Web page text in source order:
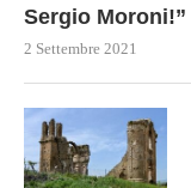
Sergio Moroni!”
2 Settembre 2021